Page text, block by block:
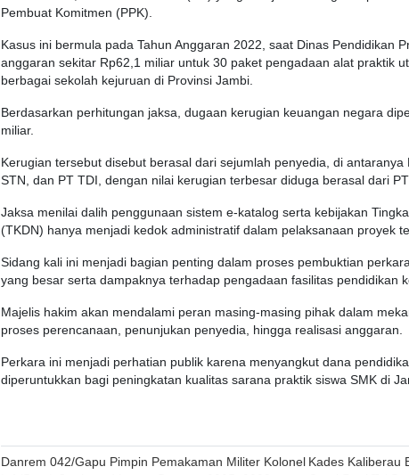
Pembuat Komitmen (PPK).
Kasus ini bermula pada Tahun Anggaran 2022, saat Dinas Pendidikan
anggaran sekitar Rp62,1 miliar untuk 30 paket pengadaan alat praktik
berbagai sekolah kejuruan di Provinsi Jambi.
Berdasarkan perhitungan jaksa, dugaan kerugian keuangan negara
miliar.
Kerugian tersebut disebut berasal dari sejumlah penyedia, di antaranya
STN, dan PT TDI, dengan nilai kerugian terbesar diduga berasal dari
Jaksa menilai dalih penggunaan sistem e-katalog serta kebijakan
(TKDN) hanya menjadi kedok administratif dalam pelaksanaan proyek
Sidang kali ini menjadi bagian penting dalam proses pembuktian
yang besar serta dampaknya terhadap pengadaan fasilitas pendidikan
Majelis hakim akan mendalami peran masing-masing pihak dalam
proses perencanaan, penunjukan penyedia, hingga realisasi anggaran.
Perkara ini menjadi perhatian publik karena menyangkut dana
diperuntukkan bagi peningkatan kualitas sarana praktik siswa SMK di
Post
Danrem 042/Gapu Pimpin Pemakaman Militer Kolonel Kades Kaliberau